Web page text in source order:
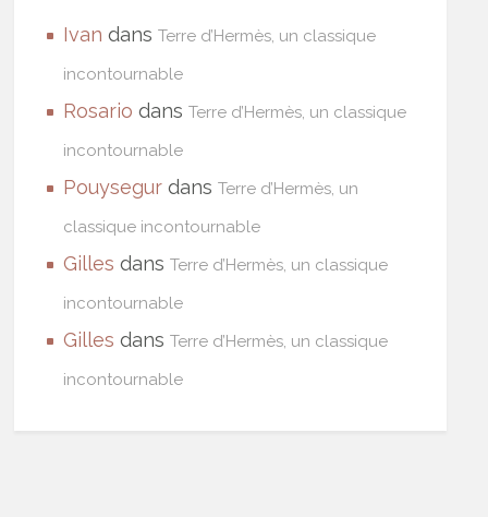
Ivan dansTerre d’Hermès, un classique
incontournable
Rosario dansTerre d’Hermès, un classique
incontournable
Pouysegur dansTerre d’Hermès, un
classique incontournable
Gilles dansTerre d’Hermès, un classique
incontournable
Gilles dansTerre d’Hermès, un classique
incontournable